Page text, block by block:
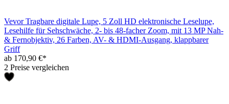
Vevor Tragbare digitale Lupe, 5 Zoll HD elektronische Leselupe,
Lesehilfe für Sehschwäche, 2- bis 48-facher Zoom, mit 13 MP Nah-
& Fernobjektiv, 26 Farben, AV- & HDMI-Ausgang, klappbarer
Griff
ab 170,90 €*
2 Preise vergleichen